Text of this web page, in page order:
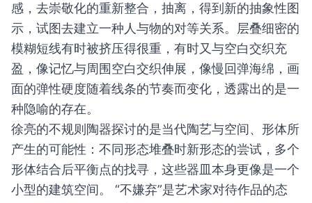
感，去崇敬化的重新整合，抽离，得到新的抽象性图
示，试图去建立一种人与物的对等关系。层叠细密的
模糊短线有时被挤压得很重，有时又与空白交织充
盈，像记忆与周围空白交织伸展，像慢回弹海绵，画
面的弹性硬度随着线条的节奏而变化，透露出的是一
种隐喻的存在。
徐亮的不规则陶器探讨的是当代陶艺与空间、形体所
产生的可能性：不同形态堆叠时新形态的尝试，多个
形体结合后平衡点的找寻，这些器皿本身更像是一个
小型的建筑空间。 “不嫌弃”是艺术家对待作品的态